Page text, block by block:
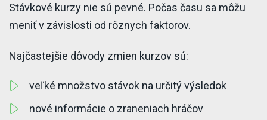
Stávkové kurzy nie sú pevné. Počas času sa môžu
meniť v závislosti od rôznych faktorov.
Najčastejšie dôvody zmien kurzov sú:
veľké množstvo stávok na určitý výsledok
nové informácie o zraneniach hráčov